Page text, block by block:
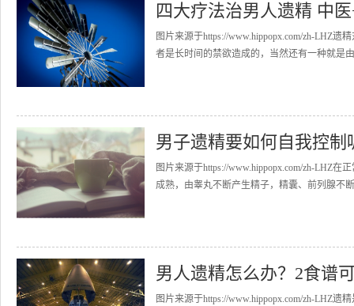
四大疗法治男人遗精 中
图片来源于https://www.hippopx.com/zh-LHZ
者是长时间的禁欲造成的，当然还有一种就是
男子遗精要如何自我控制
图片来源于https://www.hippopx.com/zh-LHZ
成熟，由睾丸不断产生精子，精囊、前列腺不
男人遗精怎么办？2食谱
图片来源于https://www.hippopx.com/zh-LHZ